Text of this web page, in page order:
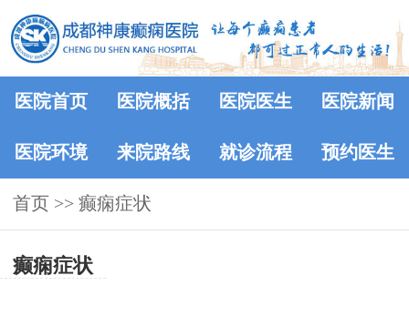
医院首页 医院概括 医院医生 医院新闻
医院环境 来院路线 就诊流程 预约医生
首页 >> 癫痫症状
癫痫症状